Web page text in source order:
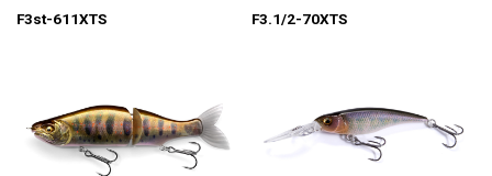
F3st-611XTS F3.1/2-70XTS